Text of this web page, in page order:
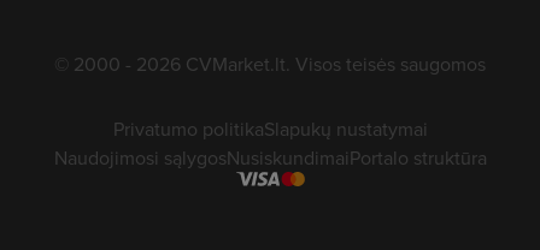
© 2000 - 2026 CVMarket.lt. Visos teisės saugomos
Privatumo politikaSlapukų nustatymai
Naudojimosi sąlygosNusiskundimaiPortalo struktūra